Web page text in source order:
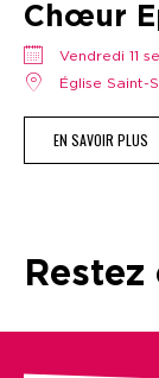
Chœur
vendredi 11
Église Saint-
EN SAVOIR PLUS